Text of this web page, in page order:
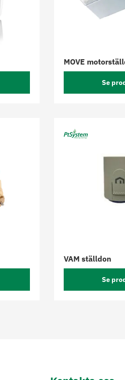
MOVE
Se
VAM ställdon
Se